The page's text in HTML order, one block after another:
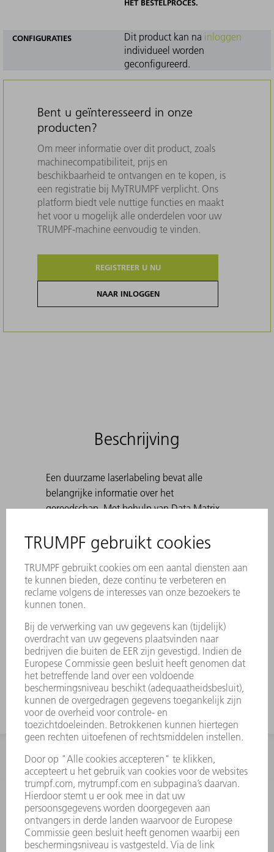
HET BESTELPROCES.
CONFIGURATIES Dit product kan na inloggen
individueel worden
geconfigureerd.
Bent u geïnteresseerd in onze
producten?
Om meer informatie over dit product, zoals
machinecompatibiliteit, prijs en
beschikbaarheid te ontvangen en te kopen, is
een registratie bij MyTRUMPF verplicht. Ons
platform biedt vele nuttige functies en maakt
het voor u mogelijk alle onderdelen voor uw
TRUMPF-machine eenvoudig te vinden.
REGISTREER U NU
NAAR INLOGGEN
Beschrijving
Een duurzame laserlabeling bevat alle
belangrijke informatie over het
gereedschap. Met behulp van Data Matrix
worden geïdentificeerd. De werkbereiken
zijn lasergehard. Voor hoeken van 30° tot
180°, alsook bij het voorbuigen ten
behoeve van felsen. Standaard: H 100, H
150, smalle uitvoering en uitvoering met
buigingen met 30°-matrijzen kan het
voorkomen dat de gebogen plaat in de
matrijs komt vast te zitten. TRUMPF-
uitwerphulpen lossen dit probleem op.
INFORMATIE
Veel gestelde vragen
Algemene voorwaarden
CONTACT
+31 88 4002 400
Ma. - vr. 8.00 - 17.00 uur